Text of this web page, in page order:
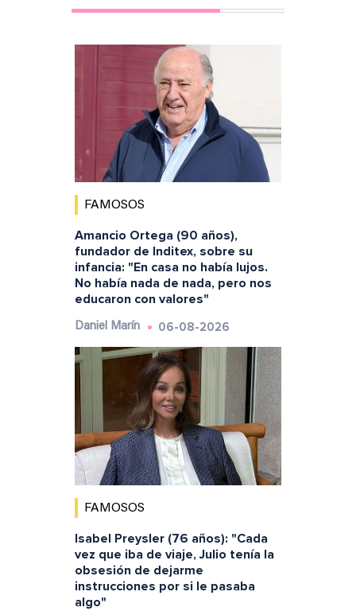
FAMOSOS
Amancio Ortega (90 años),
fundador de Inditex, sobre su
infancia: "En casa no había lujos.
No había nada de nada, pero nos
educaron con valores"
Daniel Marín 06-08-2026
FAMOSOS
Isabel Preysler (76 años): "Cada
vez que iba de viaje, Julio tenía la
obsesión de dejarme
instrucciones por si le pasaba
algo"